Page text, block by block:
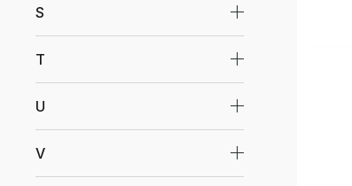
S
T
U
V